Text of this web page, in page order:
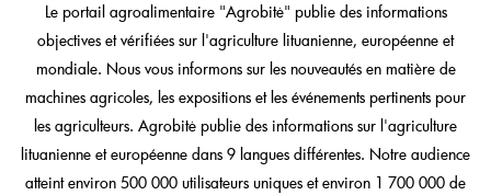
Le portail agroalimentaire "Agrobitė" publie des informations
objectives et vérifiées sur l'agriculture lituanienne, européenne et
mondiale. Nous vous informons sur les nouveautés en matière de
machines agricoles, les expositions et les événements pertinents pour
les agriculteurs. Agrobitė publie des informations sur l'agriculture
lituanienne et européenne dans 9 langues différentes. Notre audience
atteint environ 500 000 utilisateurs uniques et environ 1 700 000 de